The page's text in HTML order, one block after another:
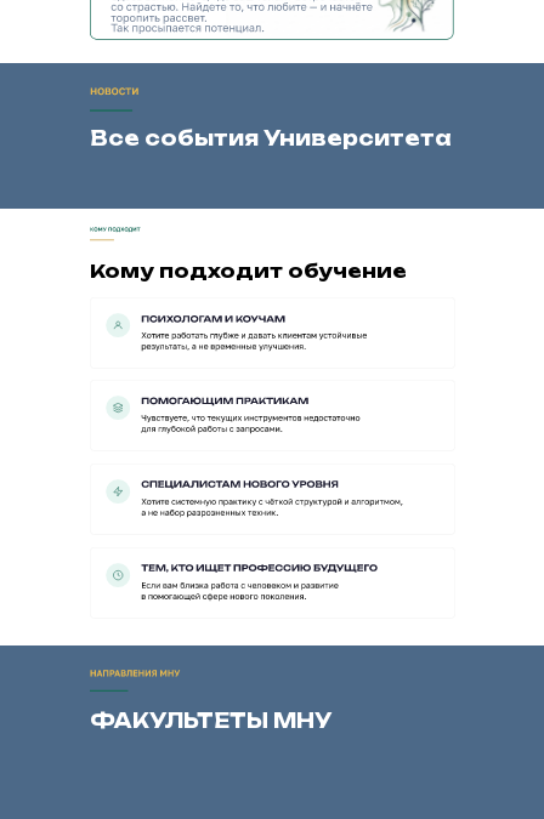
Все события Университета
Кому подходит обучение
ФАКУЛЬТЕТЫ МНУ